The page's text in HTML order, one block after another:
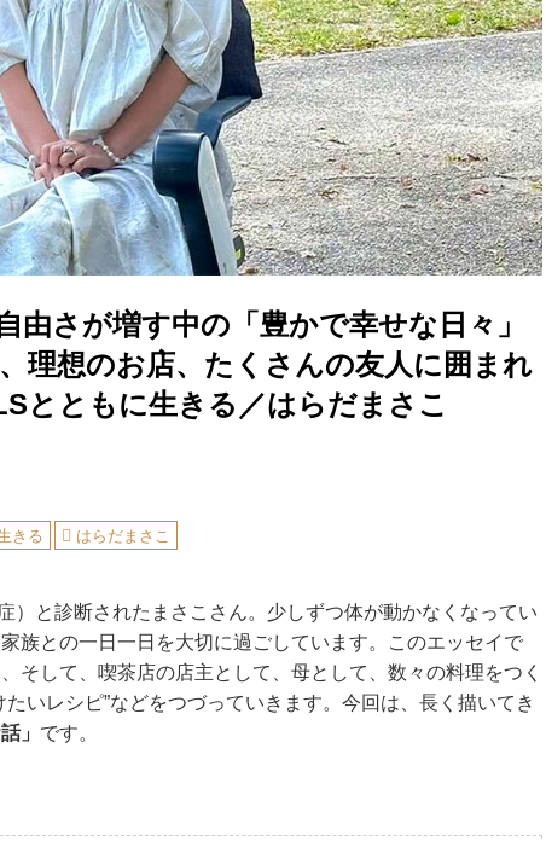
由さが増す中の「豊かで幸せな日々」
理想のお店、たくさんの友人に囲まれ
とともに生きる／はらだまさこ
きる はらだまさこ
）と診断されたまさこさん。少しずつ体が動かなくなってい
族との一日一日を大切に過ごしています。このエッセイで
そして、喫茶店の店主として、母として、数々の料理をつく
いレシピ”などをつづっていきます。今回は、長く描いてき
」 です。